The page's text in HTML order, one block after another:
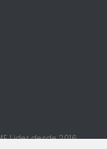
Lider desde 2016